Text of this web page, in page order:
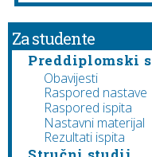
Za studente
Preddiplomski
Obavijesti
Raspored nastave
Raspored ispita
Nastavni materijal
Rezultati ispita